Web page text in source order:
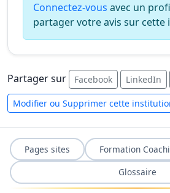
Connectez-vous avec un
partager votre avis sur cette
Partager sur Facebook LinkedIn
Modifier ou Supprimer cette
Pages sites Formation
Glossaire